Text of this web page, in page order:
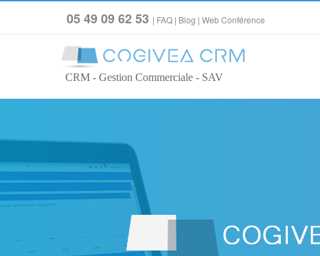
05 49 09 62 53 | FAQ | Blog | Web Conférence
CRM - Gestion Commerciale - SAV